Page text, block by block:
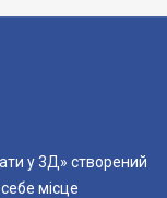
у 3Д» створений
місце